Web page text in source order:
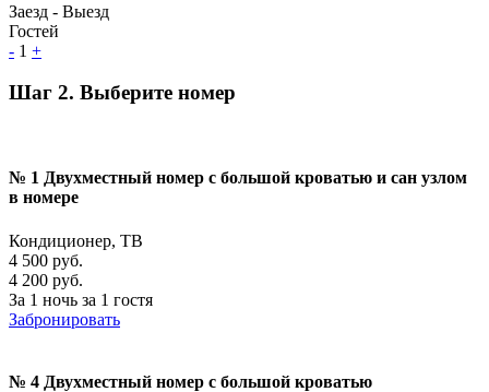
Заезд - Выезд
Гостей
- 1 +
Шаг 2. Выберите номер
№ 1 Двухместный номер с большой кроватью и сан узлом
в номере
Кондиционер, ТВ
4 500 руб.
4 200 руб.
За 1 ночь за 1 гостя
Забронировать
№ 4 Двухместный номер с большой кроватью